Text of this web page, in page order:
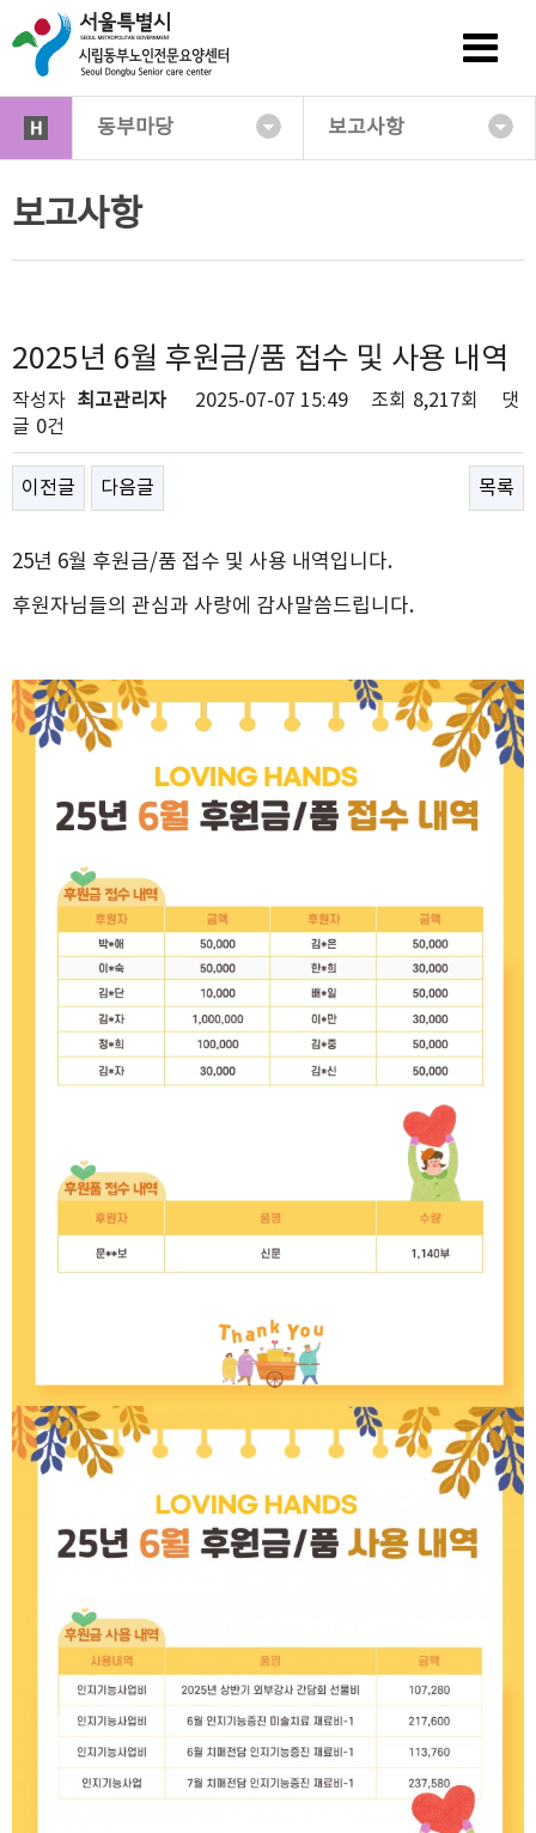
동부마당 보고사항
보고사항
2025년 6월 후원금/품 접수 및 사용 내역
작성자 최고관리자 2025-07-07 15:49 조회 8,217회
댓
글 0건
이전글 다음글 목록
25년 6월 후원금/품 접수 및 사용 내역입니다.
후원자님들의 관심과 사랑에 감사말씀드립니다.